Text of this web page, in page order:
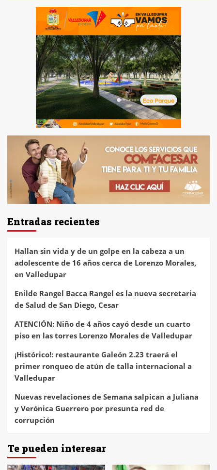
Entradas recientes
Hallan sin vida y de un golpe en la cabeza a un
adolescente de 16 años cerca de Lorenzo Morales,
en Valledupar
Enilde Rangel Bacca Rangel es la nueva secretaria
de Salud de San Diego, Cesar
ATENCIÓN: Niño de 4 años cayó desde un cuarto
piso en las torres Lorenzo Morales de Valledupar
¡Histórico!: restaurante Galeón 2.23 traerá el
primer ronqueo de atún de talla internacional a
Valledupar
Nuevas revelaciones de Semana salpican a Juliana
y Verónica Guerrero por presunta red de
corrupción
Te pueden interesar